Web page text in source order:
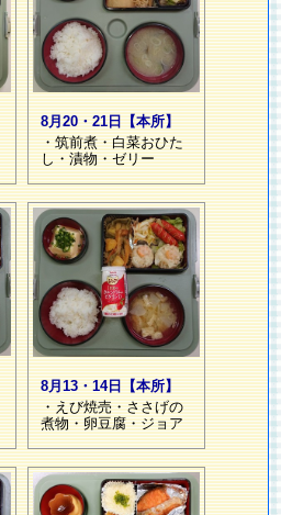
8月20・21日【本所】
・筑前煮・白菜おひた
し・漬物・ゼリー
8月13・14日【本所】
・えび焼売・ささげの
煮物・卵豆腐・ジョア